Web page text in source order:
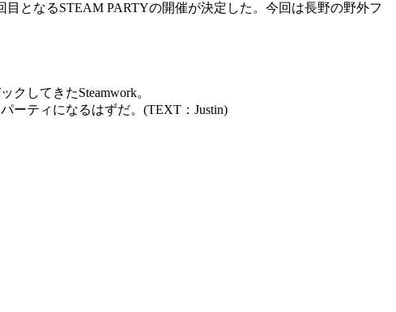
となるSTEAM PARTYの開催が決定した。今回は長野の野外フ
してきたSteamwork。
ーティになるはずだ。(TEXT：Justin)